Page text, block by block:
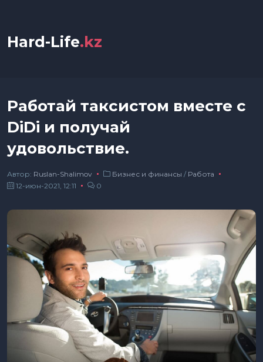
Hard-Life.kz
Работай таксистом вместе с
DiDi и получай
удовольствие.
Автор: Ruslan-Shalimov Бизнес и финансы / Работа
12-июн-2021, 12:11
0